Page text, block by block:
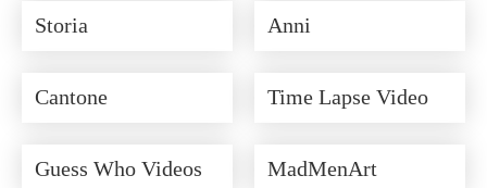
Storia Anni
Cantone Time Lapse Video
Guess Who Videos MadMenArt